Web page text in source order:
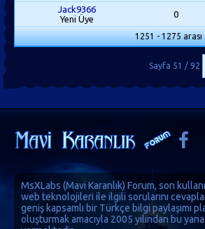
Jack9366
Yeni Üye
0
1251 - 1275
Sayfa 51 / 92
MsXLabs (Mavi Karanlık) Forum, son
web teknolojileri ile ilgili sorularını
geniş kapsamlı bir Türkçe bilgi paylaşımı
oluşturmak amacıyla 2005 yılından bu